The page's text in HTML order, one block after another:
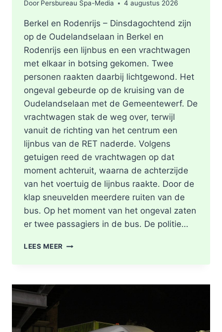
Door Persbureau Spa-Media 4 augustus 2026
Berkel en Rodenrijs – Dinsdagochtend zijn
op de Oudelandselaan in Berkel en
Rodenrijs een lijnbus en een vrachtwagen
met elkaar in botsing gekomen. Twee
personen raakten daarbij lichtgewond. Het
ongeval gebeurde op de kruising van de
Oudelandselaan met de Gemeentewerf. De
vrachtwagen stak de weg over, terwijl
vanuit de richting van het centrum een
lijnbus van de RET naderde. Volgens
getuigen reed de vrachtwagen op dat
moment achteruit, waarna de achterzijde
van het voertuig de lijnbus raakte. Door de
klap sneuvelden meerdere ruiten van de
bus. Op het moment van het ongeval zaten
er twee passagiers in de bus. De politie…
LEES MEER LICHTGEWONDEN
VRACHTWAGEN
IN